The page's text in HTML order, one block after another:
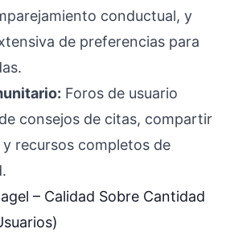
conductual, y
de preferencias para
Foros de usuario
consejos de citas, compartir
recursos completos de
– Calidad Sobre Cantidad